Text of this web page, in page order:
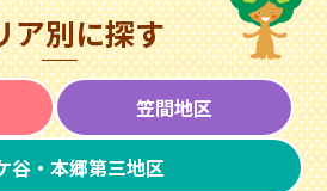
ア別に探す
笠間地区
谷・本郷第三地区